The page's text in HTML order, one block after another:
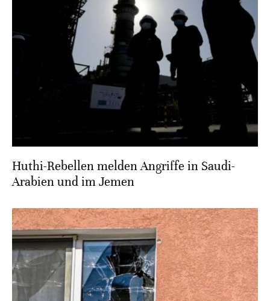
Huthi-Rebellen melden Angriffe in Saudi-
Arabien und im Jemen